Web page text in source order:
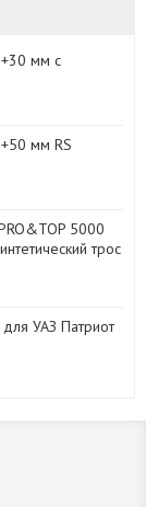
+30 мм с
мм RS
5000
трос
УАЗ Патриот